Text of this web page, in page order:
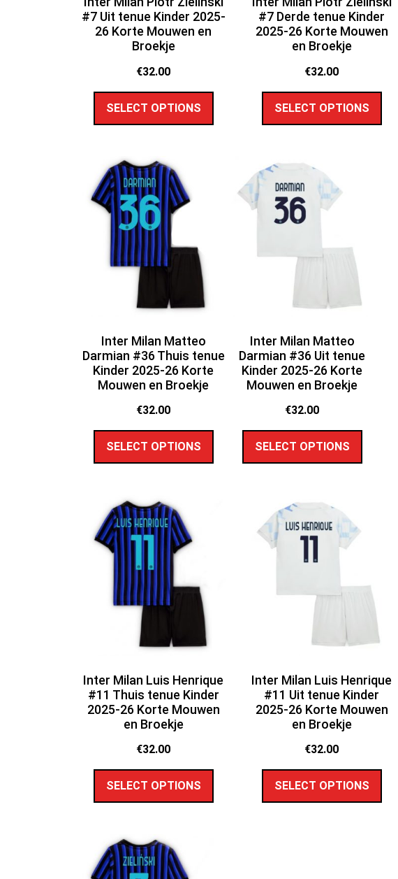
#7 Uit tenue Kinder 2025-
26 Korte Mouwen en
Broekje
€32.00
SELECT OPTIONS
#7 Derde tenue Kinder
2025-26 Korte Mouwen
en Broekje
€32.00
SELECT OPTIONS
Inter Milan Matteo
Darmian #36 Thuis tenue
Kinder 2025-26 Korte
Mouwen en Broekje
€32.00
SELECT OPTIONS
Inter Milan Matteo
Darmian #36 Uit tenue
Kinder 2025-26 Korte
Mouwen en Broekje
€32.00
SELECT OPTIONS
Inter Milan Luis Henrique
#11 Thuis tenue Kinder
2025-26 Korte Mouwen
en Broekje
€32.00
SELECT OPTIONS
Inter Milan Luis Henrique
#11 Uit tenue Kinder
2025-26 Korte Mouwen
en Broekje
€32.00
SELECT OPTIONS